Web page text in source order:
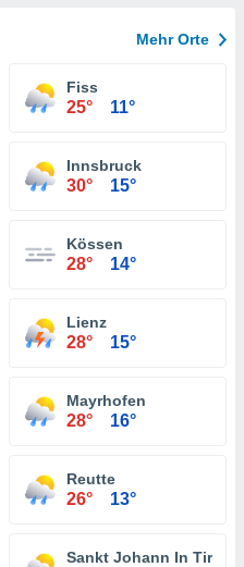
Mehr Orte
Fiss
25° 11°
Innsbruck
30° 15°
Kössen
28° 14°
Lienz
28° 15°
Mayrhofen
28° 16°
Reutte
26° 13°
Sankt Johann In Tirol